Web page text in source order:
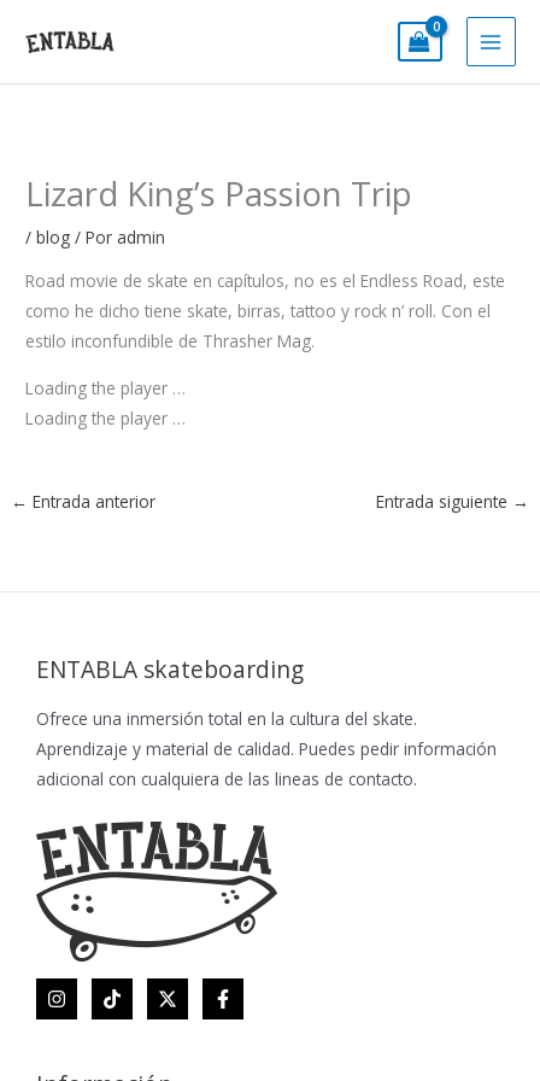
Lizard King’s Passion Trip
/blog / Por admin
Road movie de skate en capítulos, no es el Endless Road, este
como he dicho tiene skate, birras, tattoo y rock n’ roll. Con el
estilo inconfundible de Thrasher Mag.
Loading the player …
Loading the player …
← Entrada anterior Entrada siguiente →
ENTABLA skateboarding
Ofrece una inmersión total en la cultura del skate.
Aprendizaje y material de calidad. Puedes pedir información
adicional con cualquiera de las lineas de contacto.